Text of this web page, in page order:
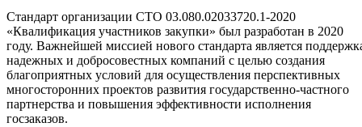
Стандарт организации СТО 03.080.02033720.1-2020
«Квалификация участников закупки» был разработан в 2020
году. Важнейшей миссией нового стандарта является
надежных и добросовестных компаний с целью создания
благоприятных условий для осуществления перспективных
многосторонних проектов развития государственно-частного
партнерства и повышения эффективности исполнения
госзаказов.